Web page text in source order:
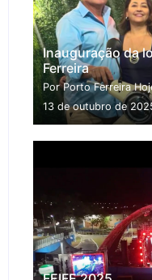
Inauguração da
Ferreira
Por Porto Ferreira
13 de outubro de